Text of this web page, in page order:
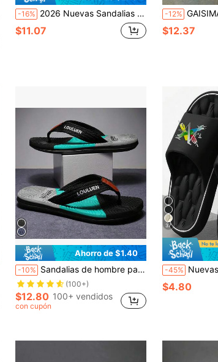
-16% 2026 Nuevas Sandalias de Hombre para Primavera/Verano con Decoración Especial de Calavera Dorada y Diseño de Rayas Tricolor, Planas de EVA Suave Antideslizantes para Uso Interior/Exterior, Sandalias Casuales Súper Cómodas y Duraderas, Adecuadas para Uso Diario, Vacaciones y Uso Casual
$11.07
-12% GAISIMA Sandalias tipo slide de lujo para hombre con
$12.37
Ahorro de $1.40
-10% Sandalias de hombre para el verano, chanclas informales y con transpirabilidad a la moda, sandalias de dedo tipo chancla antideslizantes para uso exterior
(100+)
$12.80 100+ vendidos
con cupón
37
-45% Nuevas y elegantes zapatillas para hombres, de material EVA con puntera
$4.80